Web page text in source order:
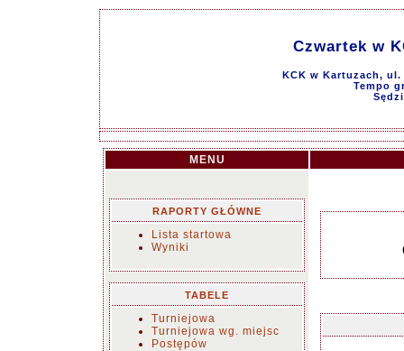
Czwartek w
KCK w Kartuzach, ul.
Tempo
MENU
RAPORTY GŁÓWNE
Lista startowa
Wyniki
TABELE
Turniejowa
Turniejowa wg. miejsc
Postępów